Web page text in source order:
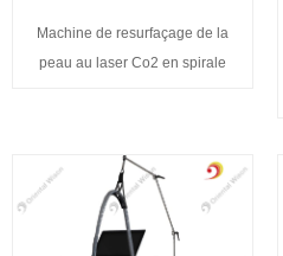
Machine de resurfaçage de la
peau au laser Co2 en spirale